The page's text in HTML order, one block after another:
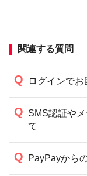
関連する質問
ログインで
SMS認証や
て
PayPayから